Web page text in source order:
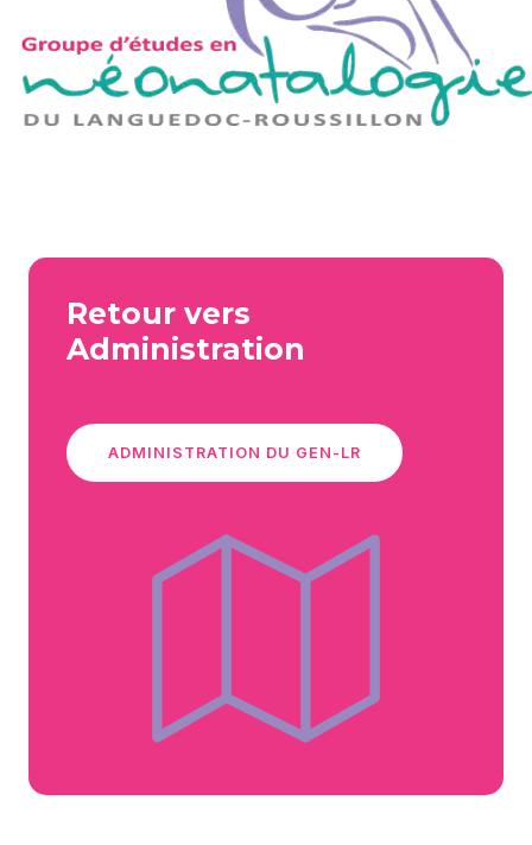
Retour vers
Administration
ADMINISTRATION DU GEN-LR